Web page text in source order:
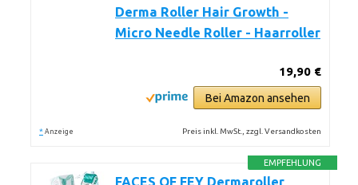
Derma Roller Hair Growth -
Micro Needle Roller - Haarroller
19,90 €
Bei Amazon ansehen
* Anzeige Preis inkl. MwSt., zzgl. Versandkosten
EMPFEHLUNG
FACES OF FEY Dermaroller